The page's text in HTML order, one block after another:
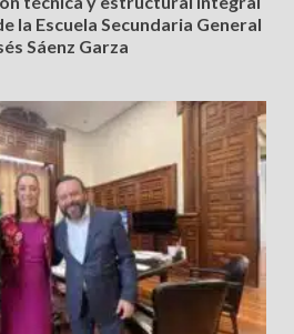
la Escuela Secundaria General
Sáenz Garza